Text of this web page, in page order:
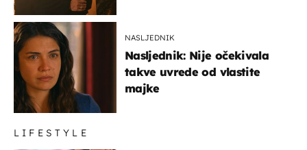
NASLJEDNIK
Nasljednik: Nije očekivala
takve uvrede od vlastite
majke
LIFESTYLE